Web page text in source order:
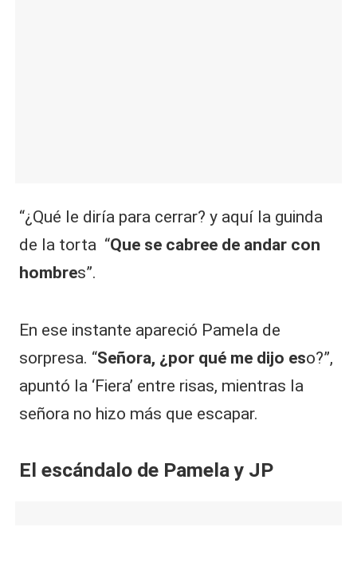
“¿Qué le diría para cerrar? y aquí la guinda
de la torta “Que se cabree de andar con
hombres”.
En ese instante apareció Pamela de
sorpresa. “Señora, ¿por qué me dijo eso?”,
apuntó la ‘Fiera’ entre risas, mientras la
señora no hizo más que escapar.
El escándalo de Pamela y JP